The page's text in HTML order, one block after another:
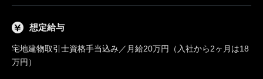
想定給与
宅地建物取引士資格手当込み／月給20万円（入社から2ヶ月は18
万円）